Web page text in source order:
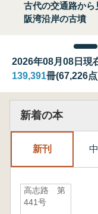
古代の交通路から
阪湾沿岸の古墳
2026年08月08日現
139,391冊(67,226
新着の本
新刊
高志路 第
441号